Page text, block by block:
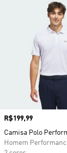
Preço
R$199,99
Camisa Polo
Homem